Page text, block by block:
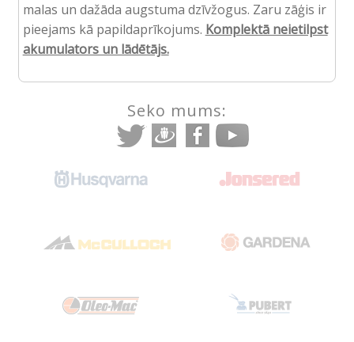
malas un dažāda augstuma dzīvžogus. Zaru zāģis ir
pieejams kā papildaprīkojums. Komplektā neietilpst
akumulators un lādētājs.
Seko mums: